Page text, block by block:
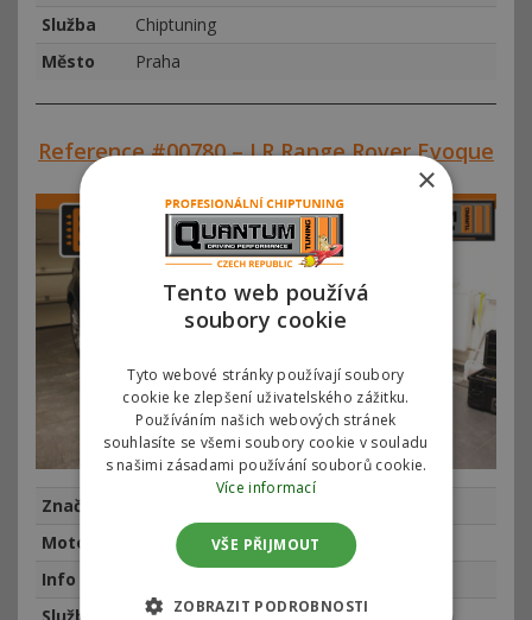
Služba
Chiptuning
Město
Praha
Reference #00780 – LR Range Rover Evoque
Značka
Motor
LR RR Evoque 2.2TD4 110kw (150hp)
Info
×
Tento web používá
soubory cookie
Tyto webové stránky používají soubory
cookie ke zlepšení uživatelského zážitku.
Používáním našich webových stránek
souhlasíte se všemi soubory cookie v souladu
s našimi zásadami používání souborů cookie.
Více informací
VŠE PŘIJMOUT
ZOBRAZIT PODROBNOSTI